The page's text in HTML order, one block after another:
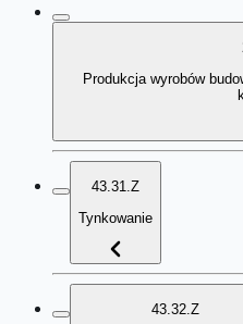
Produkcja wyrobów
43.31.Z
Tynkowanie
43.32.Z